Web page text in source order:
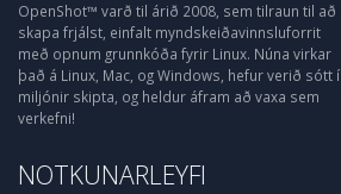
OpenShot™ varð til árið 2008, sem tilraun til að
skapa frjálst, einfalt myndskeiðavinnsluforrit
með opnum grunnkóða fyrir Linux. Núna virkar
það á Linux, Mac, og Windows, hefur verið sótt í
miljónir skipta, og heldur áfram að vaxa sem
verkefni!
NOTKUNARLEYFI